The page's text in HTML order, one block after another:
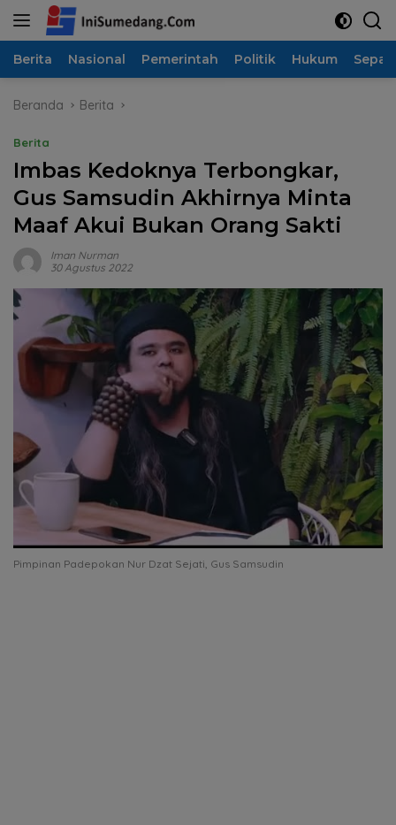
Langsung
Berita Nasional Pemerintah Politik Hukum
Beranda Berita
Berita
Imbas Kedoknya Terbongkar,
Gus Samsudin Akhirnya Minta
Maaf Akui Bukan Orang Sakti
Iman Nurman
30 Agustus 2022
Pimpinan Padepokan Nur Dzat Sejati, Gus Samsudin